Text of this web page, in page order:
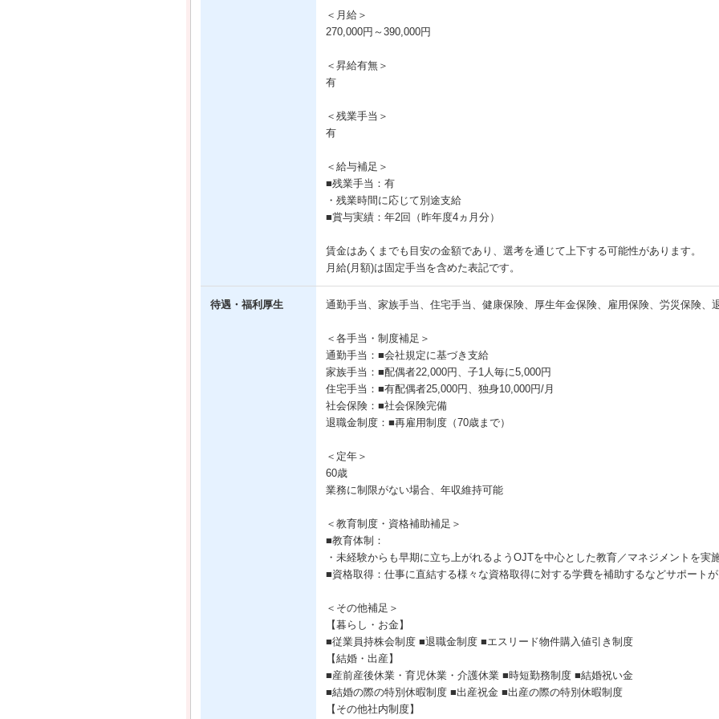
＜月給＞
270,000円～390,000円
＜昇給有無＞
有
＜残業手当＞
有
＜給与補足＞
■残業手当：有
・残業時間に応じて別途支給
■賞与実績：年2回（昨年度4ヵ月分）
賃金はあくまでも目安の金額であり、選考を通じて上下する可能性があります。
月給(月額)は固定手当を含めた表記です。
待遇・福利厚生 通勤手当、家族手当、住宅手当、健康保険、厚生年金保険、雇用保険、労災保険、
＜各手当・制度補足＞
通勤手当：■会社規定に基づき支給
家族手当：■配偶者22,000円、子1人毎に5,000円
住宅手当：■有配偶者25,000円、独身10,000円/月
社会保険：■社会保険完備
退職金制度：■再雇用制度（70歳まで）
＜定年＞
60歳
業務に制限がない場合、年収維持可能
＜教育制度・資格補助補足＞
■教育体制：
・未経験からも早期に立ち上がれるようOJTを中心とした教育／マネジメントを実施
■資格取得：仕事に直結する様々な資格取得に対する学費を補助するなどサポートが
＜その他補足＞
【暮らし・お金】
■従業員持株会制度 ■退職金制度 ■エスリード物件購入値引き制度
【結婚・出産】
■産前産後休業・育児休業・介護休業 ■時短勤務制度 ■結婚祝い金
■結婚の際の特別休暇制度 ■出産祝金 ■出産の際の特別休暇制度
【その他社内制度】